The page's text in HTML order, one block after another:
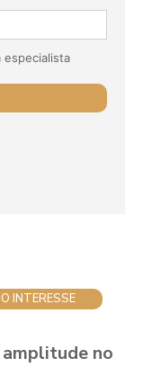
especialista
INTERESSE
no